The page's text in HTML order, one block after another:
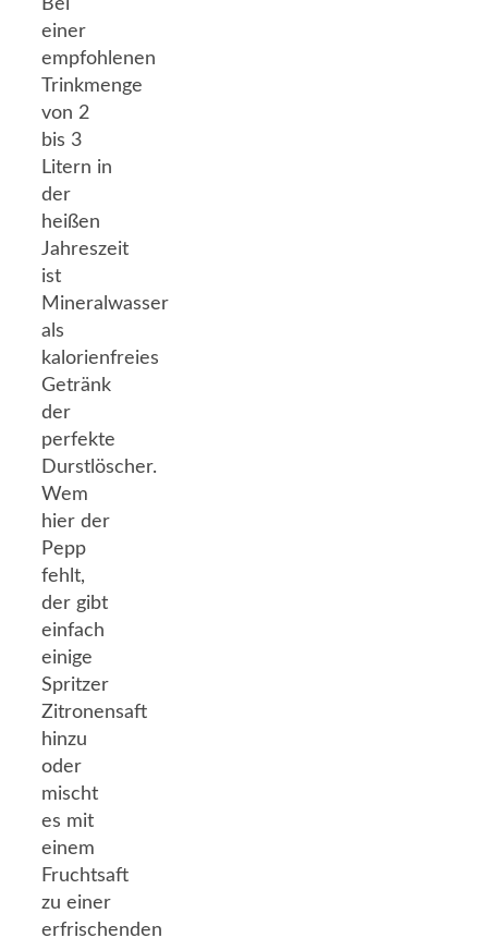
Bei
einer
empfohlenen
Trinkmenge
von 2
bis 3
Litern in
der
heißen
Jahreszeit
ist
Mineralwasser
als
kalorienfreies
Getränk
der
perfekte
Durstlöscher.
Wem
hier der
Pepp
fehlt,
der gibt
einfach
einige
Spritzer
Zitronensaft
hinzu
oder
mischt
es mit
einem
Fruchtsaft
zu einer
erfrischenden